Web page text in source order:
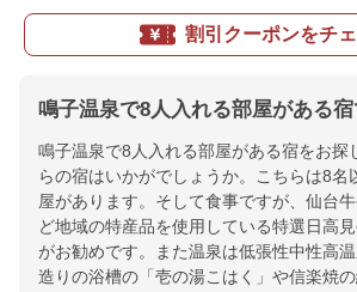
割引クーポンをチ
鳴子温泉で8人入れる部屋がある
鳴子温泉で8人入れる部屋がある宿をお探
らの宿はいかがでしょうか。こちらは8名
屋があります。そして食事ですが、仙台
ど地域の特産品を使用している特選日高
がお勧めです。また温泉は低張性中性高
造りの浴槽の「壱の湯こはく」や信楽焼